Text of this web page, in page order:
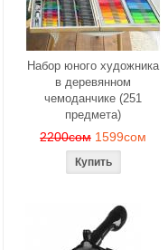
Набор юного художника
в деревянном
чемоданчике (251
предмета)
2200сом 1599сом